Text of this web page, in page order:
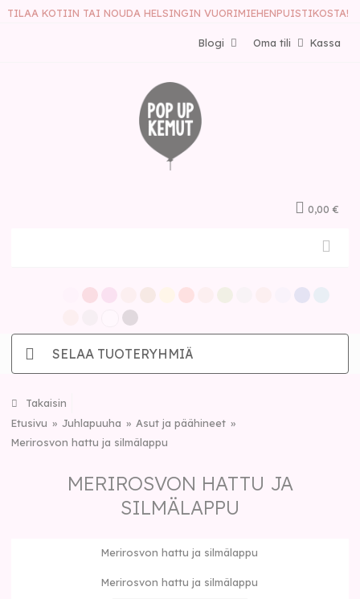
TILAA KOTIIN TAI NOUDA HELSINGIN VUORIMIEHENPUISTIKOSTA!
Kassa
Oma tili
Blogi
0,00 €
SELAA TUOTERYHMIÄ
Takaisin
Etusivu
Juhlapuuha
Asut ja päähineet
Merirosvon hattu ja silmälappu
MERIROSVON HATTU JA
SILMÄLAPPU
Merirosvon hattu ja silmälappu
Merirosvon hattu ja silmälappu